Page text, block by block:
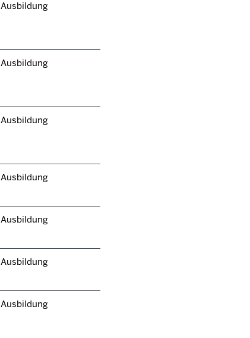
Ausbildung
Ausbildung
Ausbildung
Ausbildung
Ausbildung
Ausbildung
Ausbildung